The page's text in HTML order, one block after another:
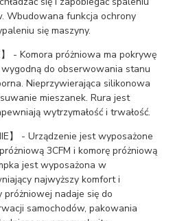
Wbudowana funkcja ochrony
się maszyny.
】 - Komora próżniowa ma pokrywę
do obserwowania stanu
Nieprzywierająca silikonowa
mieszanek. Rura jest
wytrzymałość i trwałość.
】 - Urządzenie jest wyposażone
3CFM i komorę próżniową
jest wyposażona w
najwyższy komfort i
nadaje się do
samochodów, pakowania